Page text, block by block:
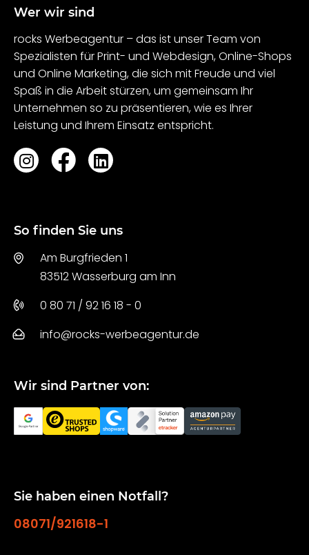
Wer wir sind
rocks Werbeagentur – das ist unser Team von
Spezialisten für Print- und Webdesign, Online-Shops
und Online Marketing, die sich mit Freude und viel
Spaß in die Arbeit stürzen, um gemeinsam Ihr
Unternehmen so zu präsentieren, wie es Ihrer
Leistung und Ihrem Einsatz entspricht.
So finden Sie uns
Am Burgfrieden 1
83512 Wasserburg am Inn
0 80 71 / 92 16 18 - 0
info@rocks-werbeagentur.de
Wir sind Partner von:
Sie haben einen Notfall?
08071/921618-1